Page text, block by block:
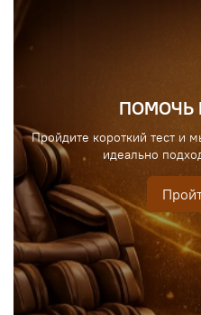
ПОМОЧЬ
Пройдите короткий тест и
идеально